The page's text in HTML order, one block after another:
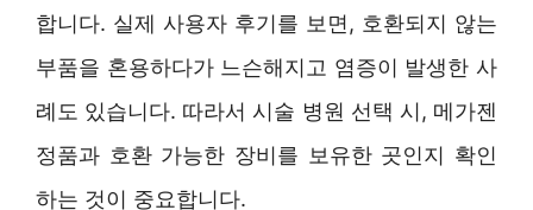
합니다. 실제 사용자 후기를 보면, 호환되지 않는
부품을 혼용하다가 느슨해지고 염증이 발생한 사
례도 있습니다. 따라서 시술 병원 선택 시, 메가젠
정품과 호환 가능한 장비를 보유한 곳인지 확인
하는 것이 중요합니다.